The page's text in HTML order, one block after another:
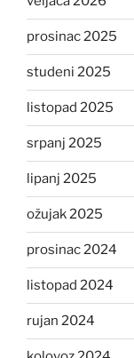
prosinac 2025
studeni 2025
listopad 2025
srpanj 2025
lipanj 2025
ožujak 2025
prosinac 2024
listopad 2024
rujan 2024